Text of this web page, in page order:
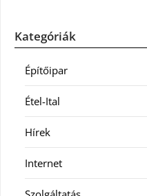
Kategóriák
Építőipar
Étel-Ital
Hírek
Internet